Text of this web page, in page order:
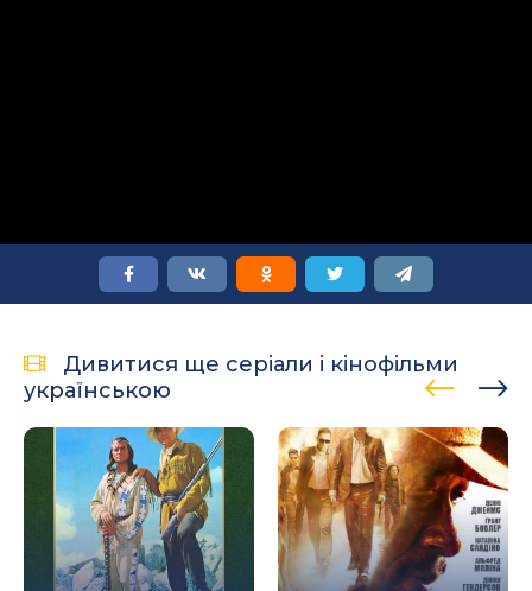
Дивитися ще серіали і кінофільми
українською